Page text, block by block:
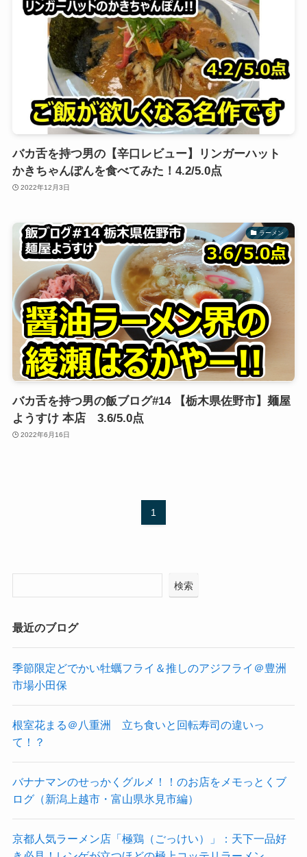
バカ舌を持つ男の【辛口レビュー】リンガーハット
かきちゃんぽんを食べてみた！4.2/5.0点
2022年12月3日
ラーメン
バカ舌を持つ男の飯ブログ#14 【栃木県佐野市】麺屋
ようすけ 本店 3.6/5.0点
2022年6月16日
1
検索
最近のブログ
季節限定どでかい牡蠣フライ＆推しのアジフライ＠豊洲
市場小田保
根室花まる＠八重洲 立ち食いと回転寿司の違いっ
て！？
バナナマンのせっかくグルメ！！のお店をメモっとくブ
ログ（新潟上越市・富山県氷見市編）
京都人気ラーメン店「極鶏（ごっけい）」：天下一品好